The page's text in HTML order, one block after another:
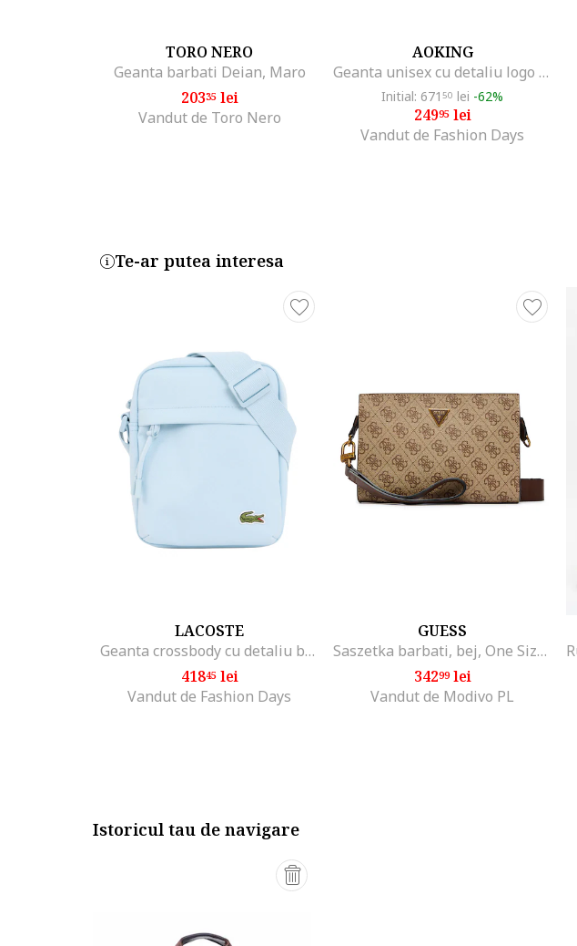
TORO NERO
Geanta barbati Deian, Maro
20335lei
Vandut de Toro Nero
AOKING
Geanta unisex cu detaliu logo pentru laptop, Negru
Initial: 671 50 lei -62%
24995lei
Vandut de Fashion Days
Te-ar putea interesa
LACOSTE
Geanta crossbody cu detaliu brodat si model unisex
41845lei
Vandut de Fashion Days
GUESS
Saszetka barbati, bej, One Size INTL, cu banda detasabila si saszeta suplimentara
34299lei
Vandut de Modivo PL
Istoricul tau de navigare